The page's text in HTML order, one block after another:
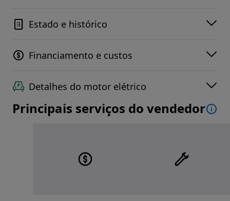
Estado e histórico
Financiamento e custos
Detalhes do motor elétrico
Principais serviços do vendedor